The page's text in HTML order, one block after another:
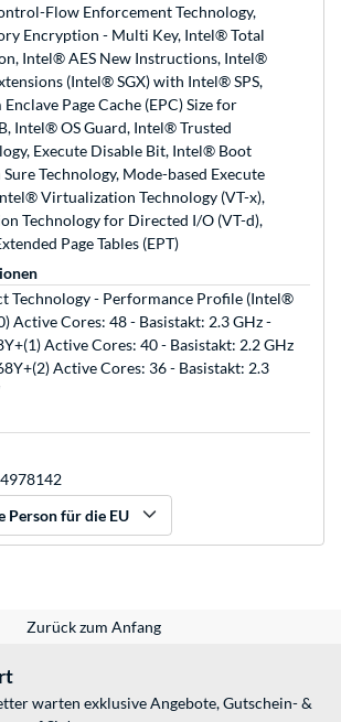
Flow Enforcement Technology,
Encryption - Multi Key, Intel® Total
Intel® AES New Instructions, Intel®
(Intel® SGX) with Intel® SPS,
Page Cache (EPC) Size for
Intel® OS Guard, Intel® Trusted
Execute Disable Bit, Intel® Boot
Technology, Mode-based Execute
Virtualization Technology (VT-x),
Technology for Directed I/O (VT-d),
Page Tables (EPT)
Technology - Performance Profile (Intel®
Active Cores: 48 - Basistakt: 2.3 GHz -
Active Cores: 40 - Basistakt: 2.2 GHz
Active Cores: 36 - Basistakt: 2.3
für die EU
Zurück zum Anfang
warten exklusive Angebote, Gutschein- &